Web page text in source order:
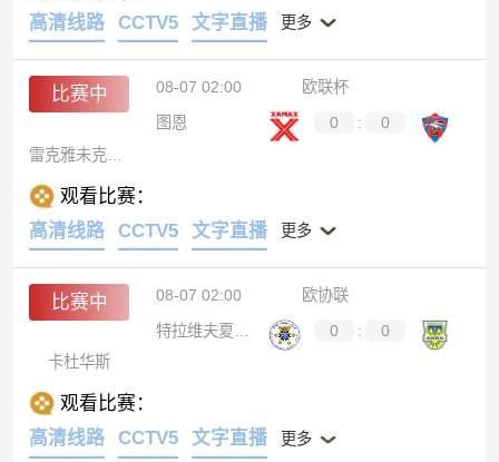
高清线路
CCTV5 文字直播 更多
比赛中 08-07 02:00
欧联杯
图恩
0 :
0
观看比赛：
高清线路
CCTV5 文字直播 更多
比赛中 08-07 02:00
欧协联
0 :
0
卡杜华斯
观看比赛：
高清线路
CCTV5 文字直播 更多